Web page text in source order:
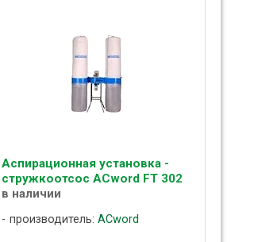
Аспирационная установка -
стружкоотсос ACword FT 302
в наличии
производитель: ACword